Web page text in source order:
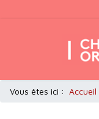
Vous êtes ici : Accueil